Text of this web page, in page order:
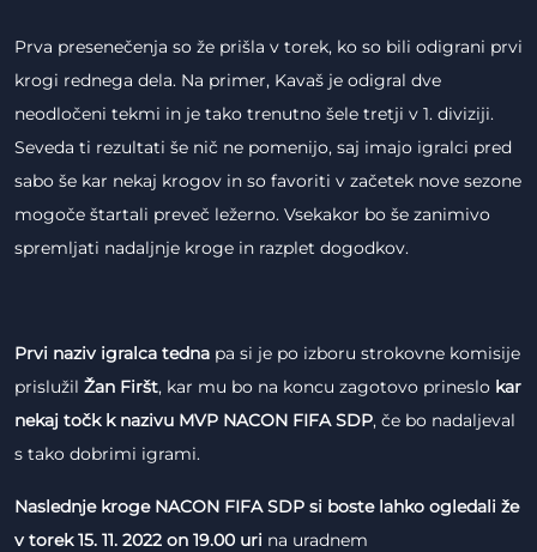
Prva presenečenja so že prišla v torek, ko so bili odigrani prvi
krogi rednega dela. Na primer, Kavaš je odigral dve
neodločeni tekmi in je tako trenutno šele tretji v 1. diviziji.
Seveda ti rezultati še nič ne pomenijo, saj imajo igralci pred
sabo še kar nekaj krogov in so favoriti v začetek nove sezone
mogoče štartali preveč ležerno. Vsekakor bo še zanimivo
spremljati nadaljnje kroge in razplet dogodkov.
Prvi naziv igralca tedna pa si je po izboru strokovne komisije
prislužil Žan Firšt, kar mu bo na koncu zagotovo prineslo kar
nekaj točk k nazivu MVP NACON FIFA SDP, če bo nadaljeval
s tako dobrimi igrami.
Naslednje kroge NACON FIFA SDP si boste lahko ogledali že
v torek 15. 11. 2022 on 19.00 uri na uradnem